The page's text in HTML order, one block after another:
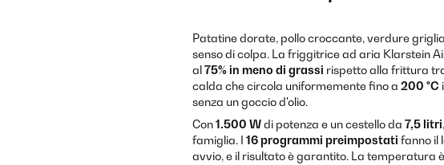
Patatine dorate, pollo croccante, verdure
senso di colpa. La friggitrice ad aria Klarstein
al75% in meno di grassi rispetto alla frittura
calda che circola uniformemente fino a 200 °C
senza un goccio d'olio.
Con1.500 Wdi potenza e un cestello da 7,5 litri
famiglia. I 16 programmi preimpostati fanno il
avvio, e il risultato è garantito. La temperatura